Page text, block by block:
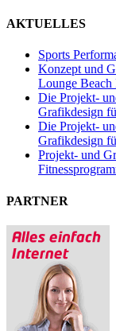
AKTUELLES
Sports
Konzept und
Lounge Beach
Die Projekt-
Grafikdesign
Die Projekt-
Grafikdesign
Projekt- und
PARTNER